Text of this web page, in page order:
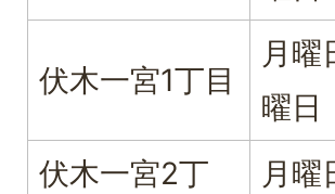
伏木一宮1丁目
月曜
曜日
伏木一宮2丁
月曜